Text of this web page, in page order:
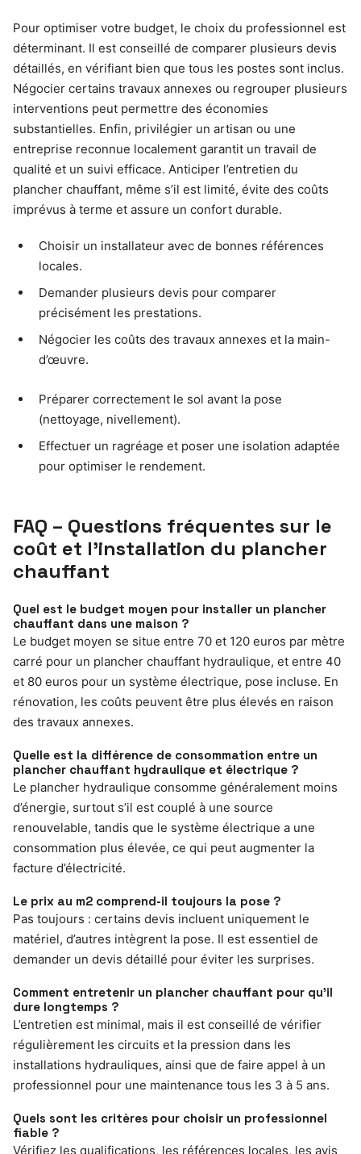
Pour optimiser votre budget, le choix du professionnel est
déterminant. Il est conseillé de comparer plusieurs devis
détaillés, en vérifiant bien que tous les postes sont inclus.
Négocier certains travaux annexes ou regrouper plusieurs
interventions peut permettre des économies
substantielles. Enfin, privilégier un artisan ou une
entreprise reconnue localement garantit un travail de
qualité et un suivi efficace. Anticiper l’entretien du
plancher chauffant, même s’il est limité, évite des coûts
imprévus à terme et assure un confort durable.
Choisir un installateur avec de bonnes références
locales.
Demander plusieurs devis pour comparer
précisément les prestations.
Négocier les coûts des travaux annexes et la main-
d’œuvre.
Préparer correctement le sol avant la pose
(nettoyage, nivellement).
Effectuer un ragréage et poser une isolation adaptée
pour optimiser le rendement.
FAQ – Questions fréquentes sur le
coût et l’installation du plancher
chauffant
Quel est le budget moyen pour installer un plancher
chauffant dans une maison ?
Le budget moyen se situe entre 70 et 120 euros par mètre
carré pour un plancher chauffant hydraulique, et entre 40
et 80 euros pour un système électrique, pose incluse. En
rénovation, les coûts peuvent être plus élevés en raison
des travaux annexes.
Quelle est la différence de consommation entre un
plancher chauffant hydraulique et électrique ?
Le plancher hydraulique consomme généralement moins
d’énergie, surtout s’il est couplé à une source
renouvelable, tandis que le système électrique a une
consommation plus élevée, ce qui peut augmenter la
facture d’électricité.
Le prix au m2 comprend-il toujours la pose ?
Pas toujours : certains devis incluent uniquement le
matériel, d’autres intègrent la pose. Il est essentiel de
demander un devis détaillé pour éviter les surprises.
Comment entretenir un plancher chauffant pour qu’il
dure longtemps ?
L’entretien est minimal, mais il est conseillé de vérifier
régulièrement les circuits et la pression dans les
installations hydrauliques, ainsi que de faire appel à un
professionnel pour une maintenance tous les 3 à 5 ans.
Quels sont les critères pour choisir un professionnel
fiable ?
Vérifiez les qualifications, les références locales, les avis